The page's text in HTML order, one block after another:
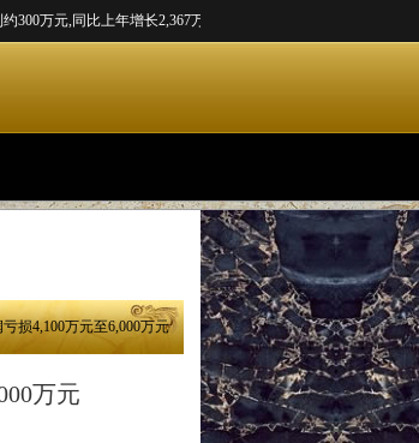
万元,同比上年增长2,367万元...
损4,100万元至6,000万元
万元